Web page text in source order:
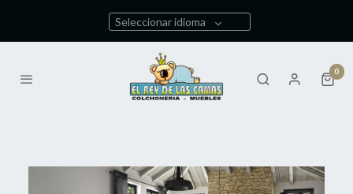
Seleccionar idioma
0